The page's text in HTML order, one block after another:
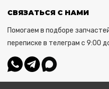
СВЯЗАТЬСЯ С НАМИ
Помогаем в подборе
переписке в телеграм с 9:00